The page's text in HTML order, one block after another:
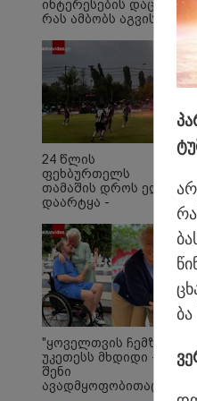
ინტერესების დაცვა" -
რას ამბობს აგვისტოს
სოფრომაძის მეუღლე,
თეა ტაბატაძე
აგვისტოს ომზე
24 წლის
ფეხბურთელს
თამაშის დროს ელვამ
დაარტყა -
ტრაგიკული მომენტის
ამსახველი კადრები
ტაილანდიდან
მედიაში ვრცელდება
"ყოველთვის ჩემზე
უკეთესს მხდიდი -
შენი
ავადმყოფობითაც კი